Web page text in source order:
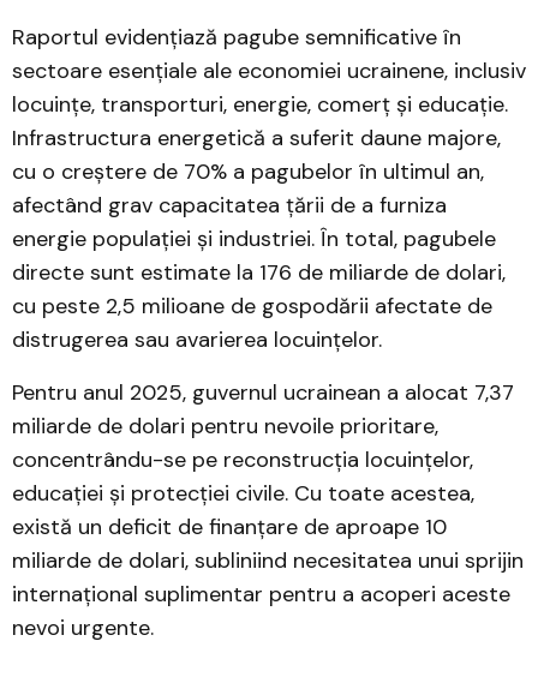
Raportul evidențiază pagube semnificative în
sectoare esențiale ale economiei ucrainene, inclusiv
locuințe, transporturi, energie, comerț și educație.
Infrastructura energetică a suferit daune majore,
cu o creștere de 70% a pagubelor în ultimul an,
afectând grav capacitatea țării de a furniza
energie populației și industriei. În total, pagubele
directe sunt estimate la 176 de miliarde de dolari,
cu peste 2,5 milioane de gospodării afectate de
distrugerea sau avarierea locuințelor.
Pentru anul 2025, guvernul ucrainean a alocat 7,37
miliarde de dolari pentru nevoile prioritare,
concentrându-se pe reconstrucția locuințelor,
educației și protecției civile. Cu toate acestea,
există un deficit de finanțare de aproape 10
miliarde de dolari, subliniind necesitatea unui sprijin
internațional suplimentar pentru a acoperi aceste
nevoi urgente.